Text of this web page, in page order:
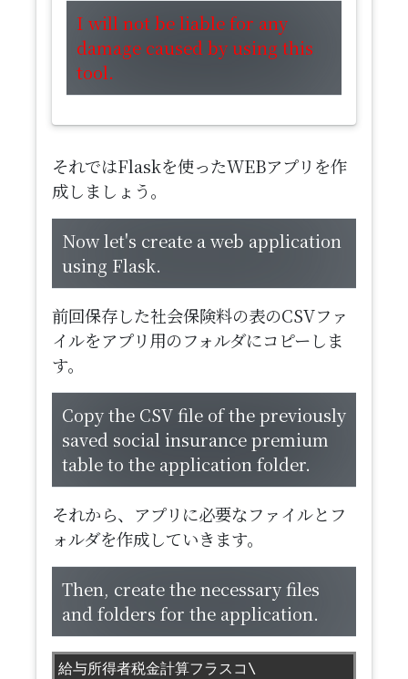
​I will not be liable for any
damage caused by using this
tool.
それではFlaskを使ったWEBアプリを作
成しましょう。
​Now let's create a web application
using Flask.
前回保存した社会保険料の表のCSVファ
イルをアプリ用のフォルダにコピーしま
す。
​Copy the CSV file of the previously
saved social insurance premium
table to the application folder.
それから、アプリに必要なファイルとフ
ォルダを作成していきます。
Then, create the necessary files
and folders for the application.
給与所得者税金計算フラスコ \